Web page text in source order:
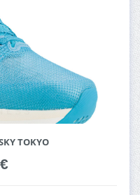
TOKYO